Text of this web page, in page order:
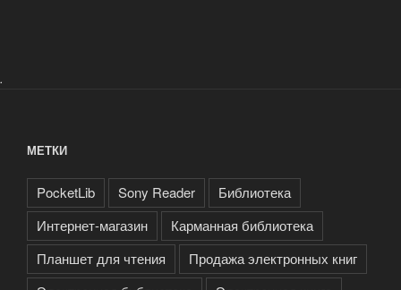
.
МЕТКИ
PocketLib Sony Reader
Библиотека
Интернет-магазин
Карманная библиотека
Планшет для чтения
Продажа электронных книг